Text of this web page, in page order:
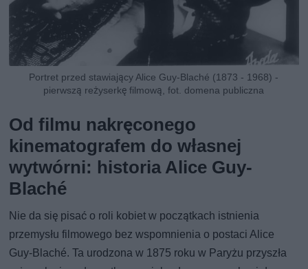
Portret przed stawiający Alice Guy-Blaché (1873 - 1968) -
pierwszą reżyserkę filmową, fot. domena publiczna
Od filmu nakręconego
kinematografem do własnej
wytwórni: historia Alice Guy-
Blaché
Nie da się pisać o roli kobiet w początkach istnienia
przemysłu filmowego bez wspomnienia o postaci Alice
Guy-Blaché. Ta urodzona w 1875 roku w Paryżu przyszła